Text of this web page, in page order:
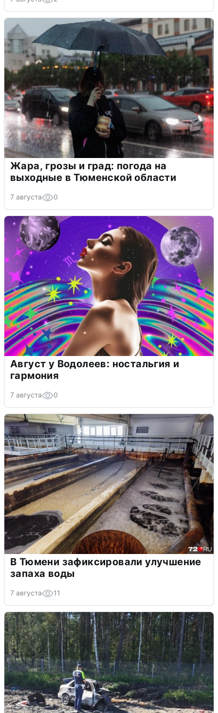
Жара, грозы и град: погода на
выходные в Тюменской области
7 августа 0
Август у Водолеев: ностальгия и
гармония
7 августа 0
В Тюмени зафиксировали улучшение
запаха воды
7 августа 11